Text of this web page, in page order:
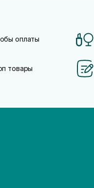
оплаты
товары